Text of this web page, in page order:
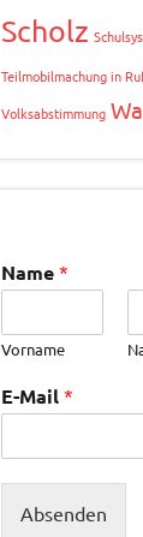
Scholz
Teilmobilmachung in
Volksabstimmung
Name *
Vorname
E-Mail *
Absenden